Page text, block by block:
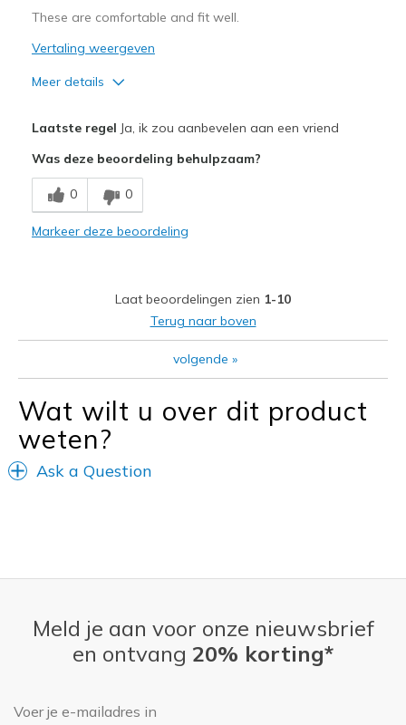
View On Shoes
I'm Really Into Shoes
These are comfortable and fit well.
Vertaling weergeven
Meer details
Beste toepassingen
Casual Wear
View On Shoes
Shoes are for Wearing
Laatste regel Ja, ik zou aanbevelen aan een vriend
Was deze beoordeling behulpzaam?
0 0
Markeer deze beoordeling
Laat beoordelingen zien 1-10
Terug naar boven
volgende »
Wat wilt u over dit product
weten?
Ask a Question
Meld je aan voor onze nieuwsbrief
en ontvang 20% korting*
E-mailadres